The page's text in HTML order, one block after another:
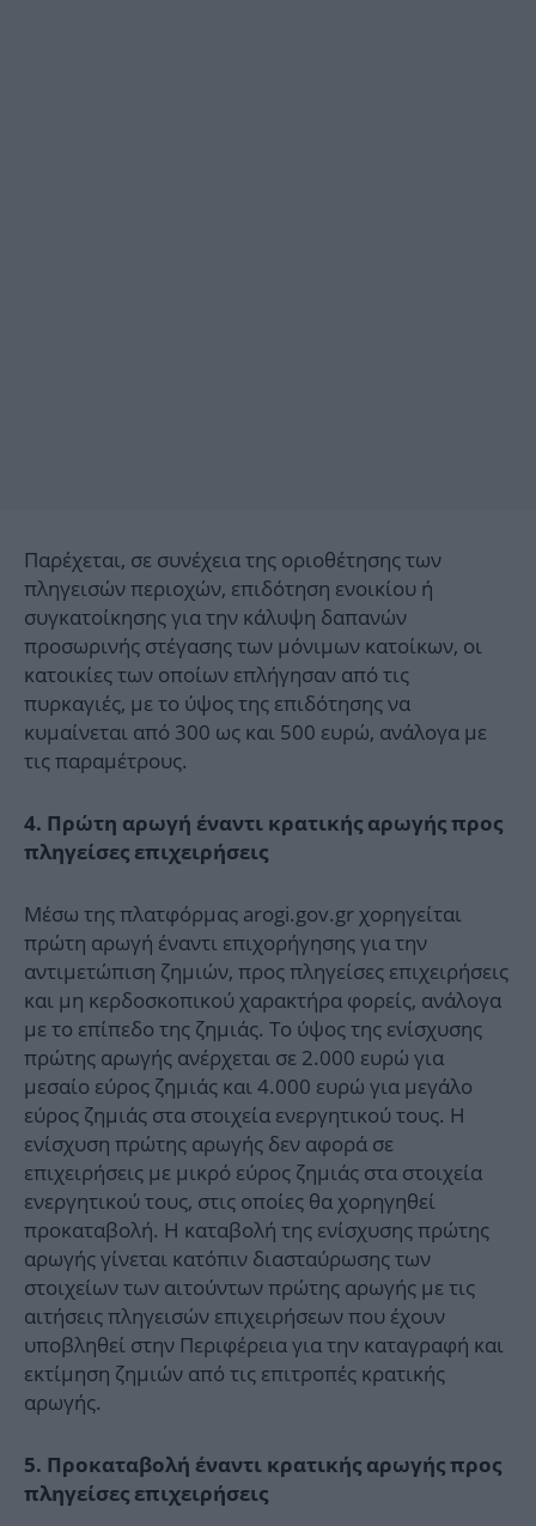
Παρέχεται, σε συνέχεια της οριοθέτησης των
πληγεισών περιοχών, επιδότηση ενοικίου ή
συγκατοίκησης για την κάλυψη δαπανών
προσωρινής στέγασης των μόνιμων κατοίκων, οι
κατοικίες των οποίων επλήγησαν από τις
πυρκαγιές, με το ύψος της επιδότησης να
κυμαίνεται από 300 ως και 500 ευρώ, ανάλογα με
τις παραμέτρους.
4. Πρώτη αρωγή έναντι κρατικής αρωγής προς
πληγείσες επιχειρήσεις
Μέσω της πλατφόρμας arogi.gov.gr χορηγείται
πρώτη αρωγή έναντι επιχορήγησης για την
αντιμετώπιση ζημιών, προς πληγείσες επιχειρήσεις
και μη κερδοσκοπικού χαρακτήρα φορείς, ανάλογα
με το επίπεδο της ζημιάς. Το ύψος της ενίσχυσης
πρώτης αρωγής ανέρχεται σε 2.000 ευρώ για
μεσαίο εύρος ζημιάς και 4.000 ευρώ για μεγάλο
εύρος ζημιάς στα στοιχεία ενεργητικού τους. Η
ενίσχυση πρώτης αρωγής δεν αφορά σε
επιχειρήσεις με μικρό εύρος ζημιάς στα στοιχεία
ενεργητικού τους, στις οποίες θα χορηγηθεί
προκαταβολή. Η καταβολή της ενίσχυσης πρώτης
αρωγής γίνεται κατόπιν διασταύρωσης των
στοιχείων των αιτούντων πρώτης αρωγής με τις
αιτήσεις πληγεισών επιχειρήσεων που έχουν
υποβληθεί στην Περιφέρεια για την καταγραφή και
εκτίμηση ζημιών από τις επιτροπές κρατικής
αρωγής.
5. Προκαταβολή έναντι κρατικής αρωγής προς
πληγείσες επιχειρήσεις